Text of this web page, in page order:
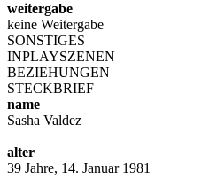
weitergabe
keine Weitergabe
SONSTIGES
INPLAYSZENEN
BEZIEHUNGEN
STECKBRIEF
name
Sasha Valdez
alter
39 Jahre, 14. Januar 1981